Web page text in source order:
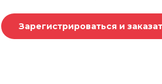
Зарегистрироваться и